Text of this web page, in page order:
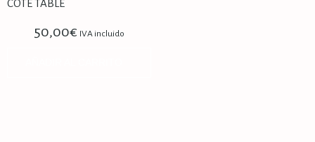
CÔTÉ TABLE
50,00€ IVA incluido